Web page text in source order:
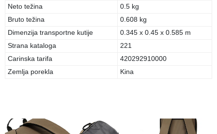
Neto težina
0.5 kg
Bruto težina
0.608 kg
Dimenzija transportne kutije
0.345 x 0.45 x 0.585 m
Strana kataloga
221
Carinska tarifa
420292910000
Zemlja porekla
Kina